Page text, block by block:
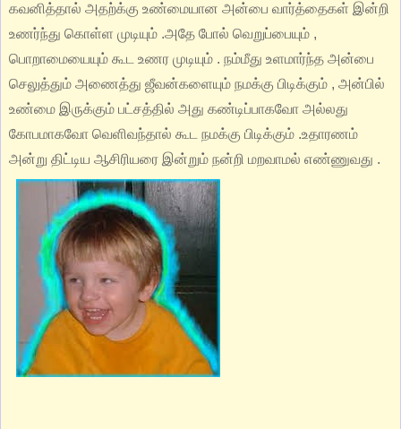
கவனித்தால் அதற்க்கு உண்மையான அன்பை வார்த்தைகள் இன்றி
உணர்ந்து கொள்ள முடியும் .அதே போல் வெறுப்பையும் ,
பொறாமையையும் கூட உணர முடியும் . நம்மீது உளமார்ந்த அன்பை
செலுத்தும் அணைத்து ஜீவன்களையும் நமக்கு பிடிக்கும் , அன்பில்
உண்மை இருக்கும் பட்சத்தில் அது கண்டிப்பாகவோ அல்லது
கோபமாகவோ வெளிவந்தால் கூட நமக்கு பிடிக்கும் .உதாரணம்
அன்று திட்டிய ஆசிரியரை இன்றும் நன்றி மறவாமல் எண்ணுவது .